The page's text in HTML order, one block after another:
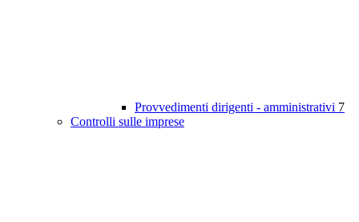
Provvedimenti dirigenti - amministrativi 7
Controlli sulle imprese